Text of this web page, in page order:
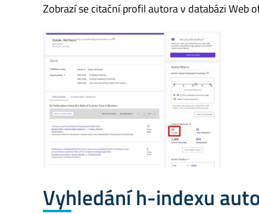
Zobrazí se citační profil autora v databázi Web
Vyhledání h-indexu